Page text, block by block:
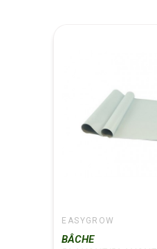
EASYGROW
BÂCHE